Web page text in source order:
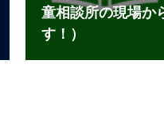
童相談所の現場か
す！）